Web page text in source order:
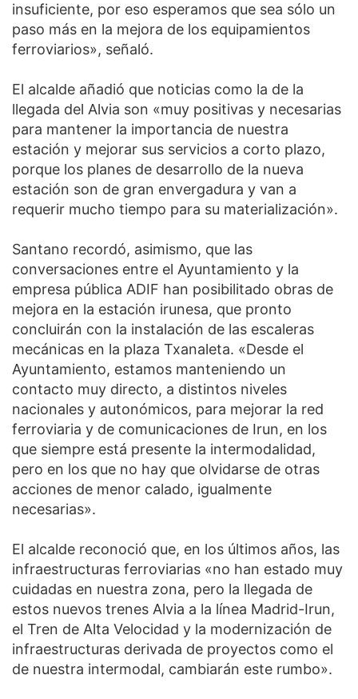
insuficiente, por eso esperamos que sea sólo un
paso más en la mejora de los equipamientos
ferroviarios», señaló.
El alcalde añadió que noticias como la de la
llegada del Alvia son «muy positivas y necesarias
para mantener la importancia de nuestra
estación y mejorar sus servicios a corto plazo,
porque los planes de desarrollo de la nueva
estación son de gran envergadura y van a
requerir mucho tiempo para su materialización».
Santano recordó, asimismo, que las
conversaciones entre el Ayuntamiento y la
empresa pública ADIF han posibilitado obras de
mejora en la estación irunesa, que pronto
concluirán con la instalación de las escaleras
mecánicas en la plaza Txanaleta. «Desde el
Ayuntamiento, estamos manteniendo un
contacto muy directo, a distintos niveles
nacionales y autonómicos, para mejorar la red
ferroviaria y de comunicaciones de Irun, en los
que siempre está presente la intermodalidad,
pero en los que no hay que olvidarse de otras
acciones de menor calado, igualmente
necesarias».
El alcalde reconoció que, en los últimos años, las
infraestructuras ferroviarias «no han estado muy
cuidadas en nuestra zona, pero la llegada de
estos nuevos trenes Alvia a la línea Madrid-Irun,
el Tren de Alta Velocidad y la modernización de
infraestructuras derivada de proyectos como el
de nuestra intermodal, cambiarán este rumbo».